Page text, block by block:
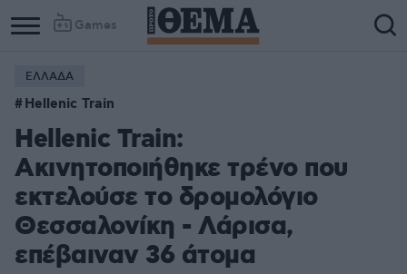
Games
ΕΛΛΑΔΑ
Hellenic Train
Hellenic Train:
Ακινητοποιήθηκε τρένο που
εκτελούσε το δρομολόγιο
Θεσσαλονίκη - Λάρισα,
επέβαιναν 36 άτομα